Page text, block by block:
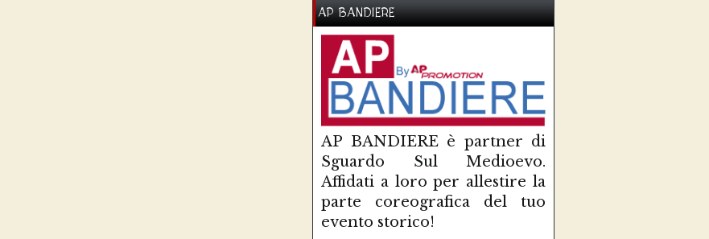
AP BANDIERE
AP BANDIERE è partner di
Sguardo Sul Medioevo.
Affidati a loro per allestire la
parte coreografica del tuo
evento storico!